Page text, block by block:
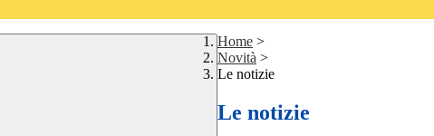
Home >
Novità >
Le notizie
Le notizie